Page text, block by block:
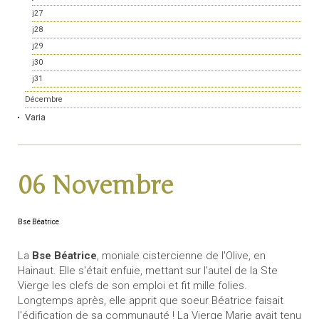
j27
j28
j29
j30
j31
Décembre
Varia
06 Novembre
Bse Béatrice
La Bse Béatrice, moniale cistercienne de l'Olive, en
Hainaut. Elle s'était enfuie, mettant sur l'autel de la Ste
Vierge les clefs de son emploi et fit mille folies.
Longtemps après, elle apprit que soeur Béatrice faisait
l'édification de sa communauté ! La Vierge Marie avait tenu